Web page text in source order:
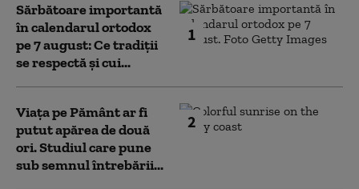
1
Sărbătoare importantă
în calendarul ortodox
pe 7 august: Ce tradiții
se respectă și cui...
2
Viața pe Pământ ar fi
putut apărea de două
ori. Studiul care pune
sub semnul întrebării...